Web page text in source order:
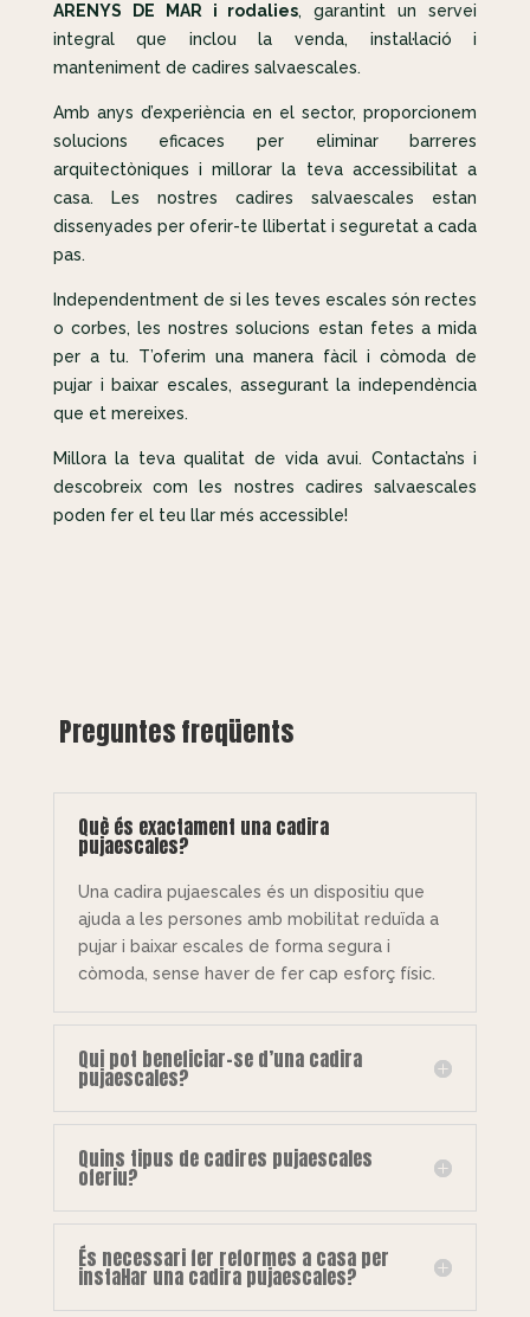
ARENYS DE MAR i rodalies, garantint un servei
integral que inclou la venda, instal·lació i
manteniment de cadires salvaescales.
Amb anys d’experiència en el sector, proporcionem
solucions eficaces per eliminar barreres
arquitectòniques i millorar la teva accessibilitat a
casa. Les nostres cadires salvaescales estan
dissenyades per oferir-te llibertat i seguretat a cada
pas.
Independentment de si les teves escales són rectes
o corbes, les nostres solucions estan fetes a mida
per a tu. T’oferim una manera fàcil i còmoda de
pujar i baixar escales, assegurant la independència
que et mereixes.
Millora la teva qualitat de vida avui. Contacta’ns i
descobreix com les nostres cadires salvaescales
poden fer el teu llar més accessible!
Preguntes freqüents
Què és exactament una cadira
pujaescales?
Una cadira pujaescales és un dispositiu que
ajuda a les persones amb mobilitat reduïda a
pujar i baixar escales de forma segura i
còmoda, sense haver de fer cap esforç físic.
Qui pot beneficiar-se d’una cadira
pujaescales?
Quins tipus de cadires pujaescales
oferiu?
És necessari fer reformes a casa per
instal·lar una cadira pujaescales?